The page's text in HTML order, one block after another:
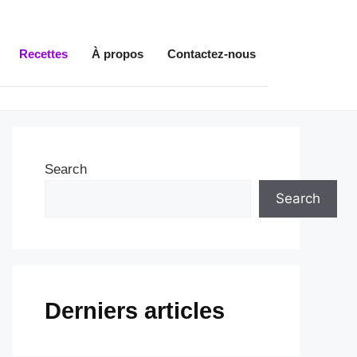
Recettes À propos Contactez-nous
Search
Search
Derniers articles